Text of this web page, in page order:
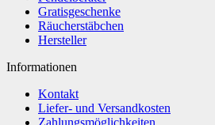
Gratisgeschenke
Räucherstäbchen
Hersteller
Informationen
Kontakt
Liefer- und Versandkosten